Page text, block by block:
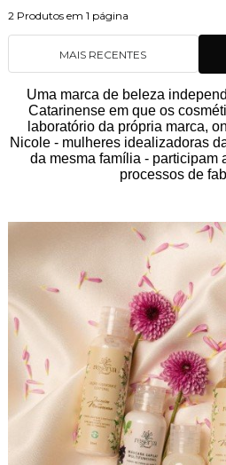
2 Produtos em 1 página
MAIS RECENTES
Uma marca de beleza
Catarinense em que os
laboratório da própria marca,
Nicole - mulheres idealizadoras
da mesma família - participam
processos de